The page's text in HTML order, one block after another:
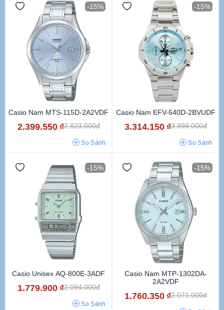
-15%
Casio Nam MTS-115D-2A2VDF
2.399.550 ₫2.823.000đ
So Sánh
-15%
Casio Nam EFV-640D-2BVUDF
3.314.150 ₫3.899.000đ
So Sánh
-15%
Casio Unisex AQ-800E-3ADF
1.779.900 ₫2.094.000đ
So Sánh
-15%
Casio Nam MTP-1302DA-
2A2VDF
1.760.350 ₫2.071.000đ